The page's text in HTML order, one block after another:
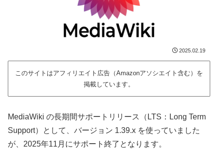
2025.02.19
このサイトはアフィリエイト広告（Amazonアソシエイト含む）を
掲載しています。
MediaWiki の長期間サポートリリース（LTS：Long Term
Support）として、バージョン 1.39.x を使っていました
が、2025年11月にサポート終了となります。